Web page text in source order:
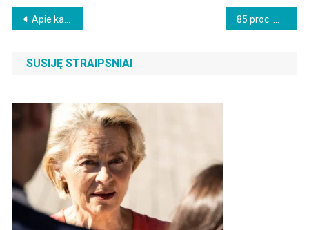
Beitragsnavigation
Apie kaukių devėjimo beprasmybę
SUSIJĘ STRAIPSNIAI